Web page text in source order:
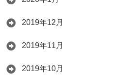
2019年12月
2019年11月
2019年10月